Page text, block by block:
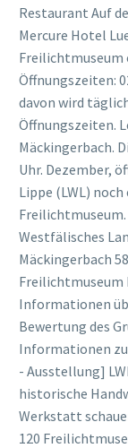
Restaurant Auf
Mercure Hotel
Freilichtmuseum
Öffnungszeiten:
davon wird
Öffnungszeiten.
Mäckingerbach.
Uhr. Dezember,
Lippe (LWL)
Westfälisches
Mäckingerbach
Freilichtmuseum
Informationen
Bewertung des
Informationen zu
- Ausstellung]
historische
Werkstatt
120